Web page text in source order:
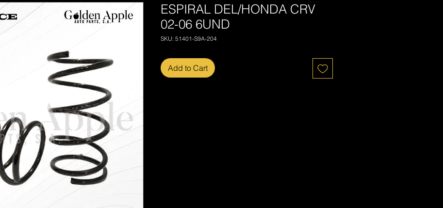
ESPIRAL DEL/HONDA CRV
02-06 6UND
SKU: 51401-S9A-204
Add to Cart